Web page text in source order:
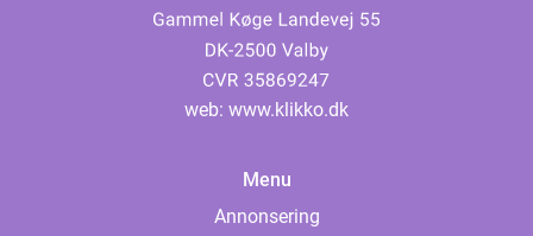
web: www.klikko.dk
Menu
Annonsering